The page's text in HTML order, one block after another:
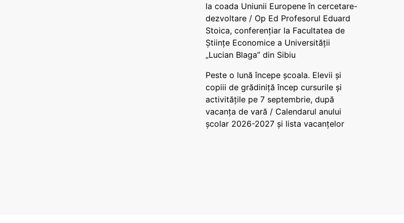
la coada Uniunii Europene în cercetare-
dezvoltare / Op Ed Profesorul Eduard
Stoica, conferențiar la Facultatea de
Științe Economice a Universității
„Lucian Blaga” din Sibiu
Peste o lună începe școala. Elevii și
copiii de grădiniță încep cursurile și
activitățile pe 7 septembrie, după
vacanța de vară / Calendarul anului
școlar 2026-2027 și lista vacanțelor